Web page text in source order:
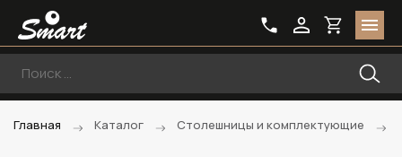
Главная Каталог Столешницы и комплектующие